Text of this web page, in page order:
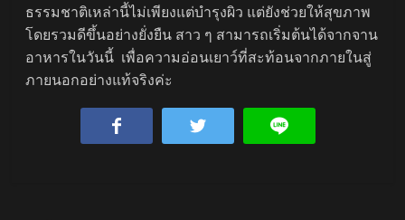
ธรรมชาติเหล่านี้ไม่เพียงแต่บำรุงผิว แต่ยังช่วยให้สุขภาพ
โดยรวมดีขึ้นอย่างยั่งยืน สาว ๆ สามารถเริ่มต้นได้จากจาน
อาหารในวันนี้ เพื่อความอ่อนเยาว์ที่สะท้อนจากภายในสู่
ภายนอกอย่างแท้จริงค่ะ